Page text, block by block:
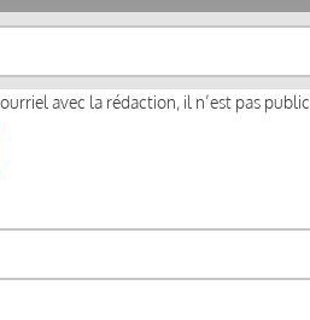
avec la rédaction, il n’est pas public.